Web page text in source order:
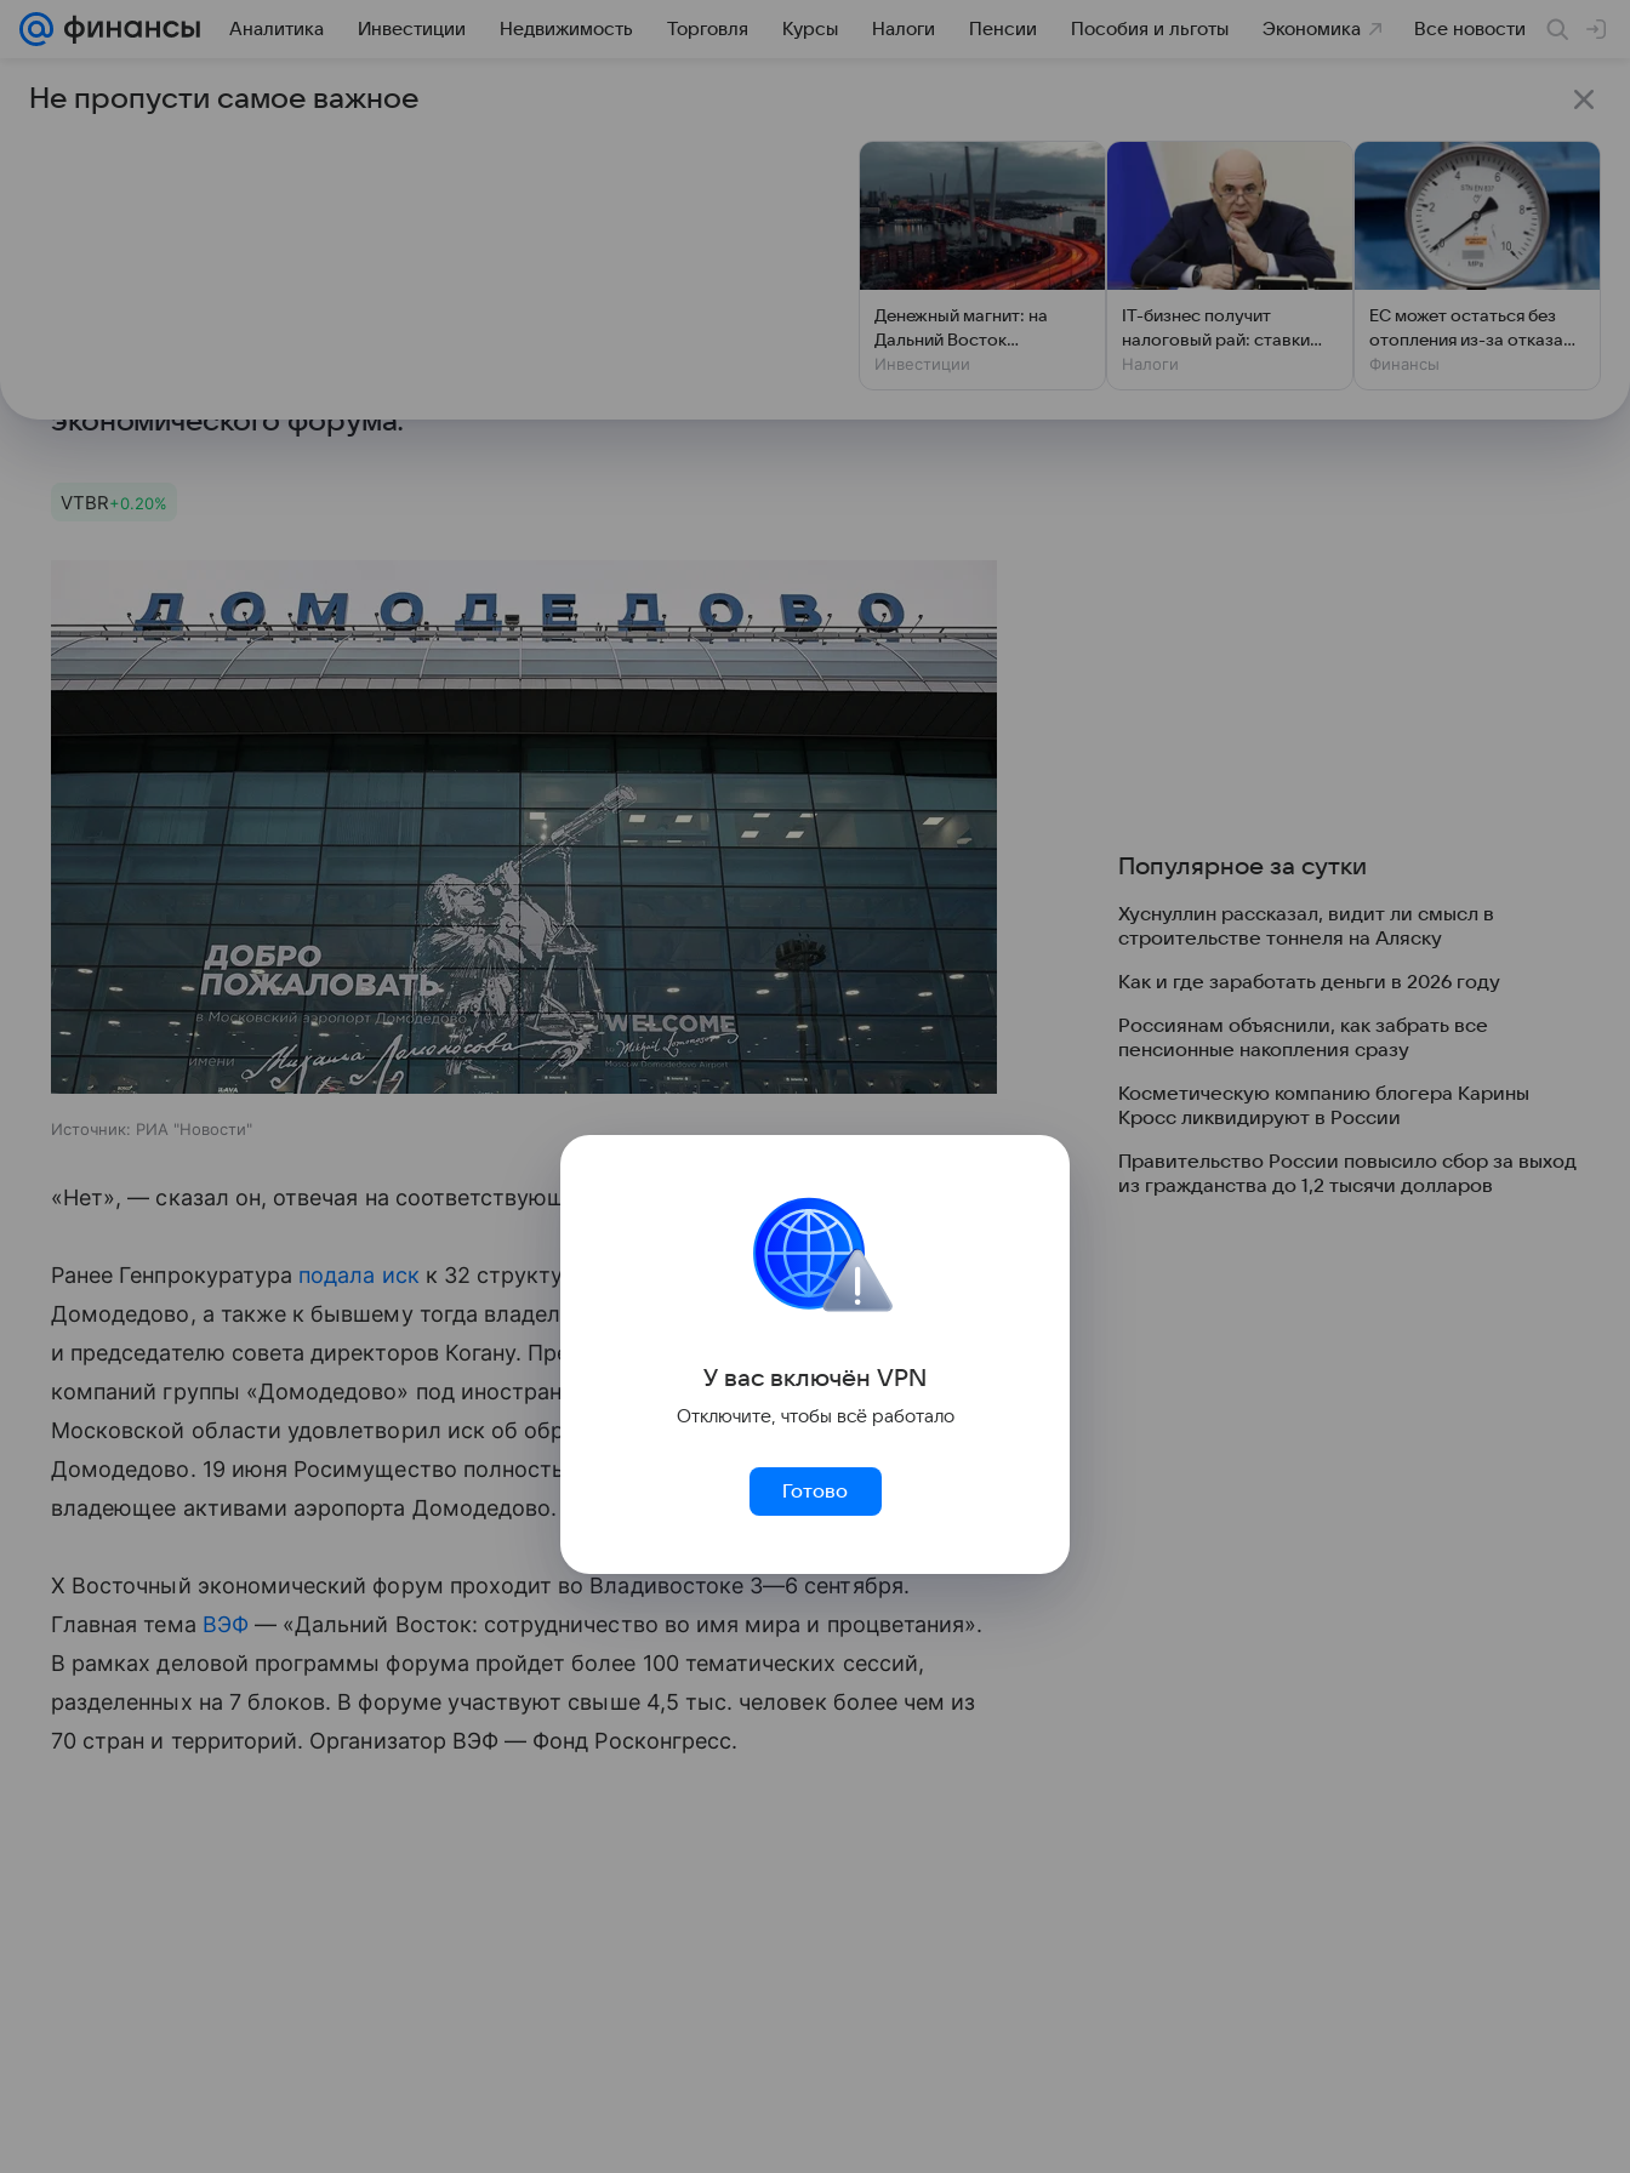
Аналитика Инвестиции Недвижимость Торговля Курсы Налоги Пенсии Пособия и льготы Экономика Все новости
5 сентября 2025 ТАСС
. Группа ВТБ не рассматривает
журналистам глава ВТБ Андрей Костин на полях Восточного
экономического форума.
VTBR+0.20%
Источник: РИА "Новости"
«Нет», — сказал он, отвечая на соответствующий вопрос.
Ранее Генпрокуратура подала иск к 32 структурам, связанным с аэропортом
Домодедово, а также к бывшему тогда владельцем холдинга Каменщику
и председателю совета директоров Когану. Претензии были связаны с переходом
компаний группы «Домодедово» под иностранное влияние. 17 июняАрбитражный суд
Московской области удовлетворил иск об обращении в
доход государства аэропорта
Домодедово. 19 июня Росимущество полностью получило
«ДМЕ холдинг»,
владеющее активами аэропорта Домодедово.
Х Восточный экономический форум проходит во Владивостоке 3—6 сентября.
Главная тема ВЭФ — «Дальний Восток: сотрудничество во имя мира и процветания».
В рамках деловой программы форума пройдет более 100 тематических сессий,
разделенных на 7 блоков. В форуме участвуют свыше 4,5 тыс. человек более чем из
70 стран и территорий. Организатор ВЭФ — Фонд Росконгресс.
Популярное за сутки
Хуснуллин рассказал, видит ли смысл в
строительстве тоннеля на Аляску
Как и где заработать деньги в 2026 году
Россиянам объяснили, как забрать все
пенсионные накопления сразу
Косметическую компанию блогера Карины
Кросс ликвидируют в России
Правительство России повысило сбор за выход
из гражданства до 1,2 тысячи долларов
Не пропусти самое важное
Денежный магнит: на
Дальний Восток
привлекут новые
Инвестиции
IT-бизнес получит
налоговый рай: ставки
снижают до 3%
Налоги
ЕС может остаться без
отопления из-за отказа
ФРГ закупать газ
Финансы
У вас включён VPN
Отключите, чтобы всё работало
Готово